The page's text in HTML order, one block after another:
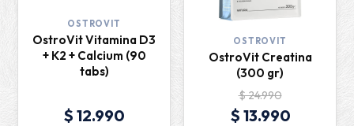
OSTROVIT
OstroVit Vitamina D3
+ K2 + Calcium (90
tabs)
$ 12.990
OSTROVIT
OstroVit Creatina
(300 gr)
$ 24.990
$ 13.990